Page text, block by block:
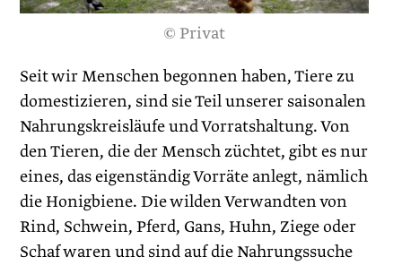
© Privat
Seit wir Menschen begonnen haben, Tiere zu
domestizieren, sind sie Teil unserer saiso­nalen
Nahrungskreisläufe und Vorratshaltung. Von
den Tieren, die der Mensch züchtet, gibt es nur
eines, das eigenständig Vorräte anlegt, nämlich
die Honigbiene. Die wilden Verwandten von
Rind, Schwein, Pferd, Gans, Huhn, Ziege oder
Schaf waren und sind auf die Nahrungssuche